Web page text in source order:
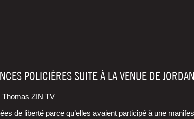
POLICIÈRES SUITE À LA VENUE DE
Thomas ZIN TV
de liber­té parce qu’elles avaient par­ti­ci­pé à une